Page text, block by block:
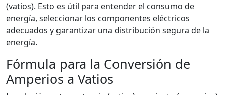
(vatios). Esto es útil para entender el consumo de
energía, seleccionar los componentes eléctricos
adecuados y garantizar una distribución segura de la
energía.
Fórmula para la Conversión de
Amperios a Vatios